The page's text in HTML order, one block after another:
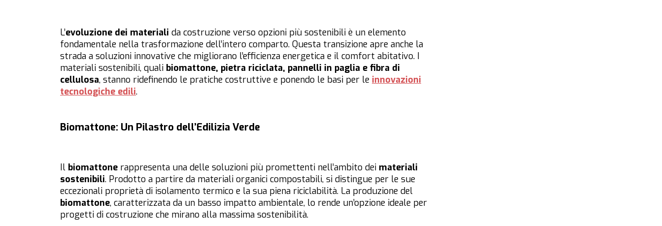
L’evoluzione dei materiali da costruzione verso opzioni più sostenibili è un elemento
fondamentale nella trasformazione dell’intero comparto. Questa transizione apre anche la
strada a soluzioni innovative che migliorano l’efficienza energetica e il comfort abitativo. I
materiali sostenibili, quali biomattone, pietra riciclata, pannelli in paglia e fibra di
cellulosa, stanno ridefinendo le pratiche costruttive e ponendo le basi per le innovazioni
tecnologiche edili.
Biomattone: Un Pilastro dell’Edilizia Verde
Il biomattone rappresenta una delle soluzioni più promettenti nell’ambito dei materiali
sostenibili. Prodotto a partire da materiali organici compostabili, si distingue per le sue
eccezionali proprietà di isolamento termico e la sua piena riciclabilità. La produzione del
biomattone, caratterizzata da un basso impatto ambientale, lo rende un’opzione ideale per
progetti di costruzione che mirano alla massima sostenibilità.